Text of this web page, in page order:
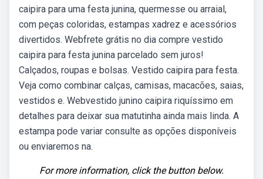
caipira para uma festa junina, quermesse ou arraial,
com peças coloridas, estampas xadrez e acessórios
divertidos. Webfrete grátis no dia compre vestido
caipira para festa junina parcelado sem juros!
Calçados, roupas e bolsas. Vestido caipira para festa.
Veja como combinar calças, camisas, macacões, saias,
vestidos e. Webvestido junino caipira riquíssimo em
detalhes para deixar sua matutinha ainda mais linda. A
estampa pode variar consulte as opções disponíveis
ou enviaremos na.
For more information, click the button below.